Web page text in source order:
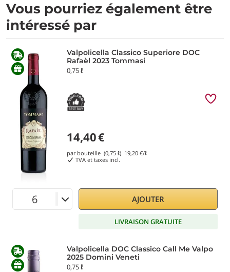
Vous pourriez également être
intéressé par
Valpolicella Classico Superiore DOC
Rafaèl 2023 Tommasi
0,75 ℓ
14,40€
par bouteille (0,75 ℓ) 19,20 €/ℓ
TVA et taxes incl.
AJOUTER
LIVRAISON GRATUITE
Valpolicella DOC Classico Call Me Valpo
2025 Domini Veneti
0,75 ℓ